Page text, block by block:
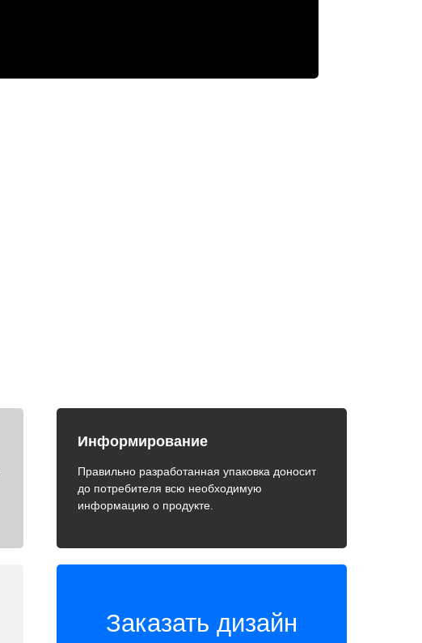
Заказать дизайн
Правильно разработанная упаковка доносит
до потребителя всю необходимую
информацию о продукте.
Информирование